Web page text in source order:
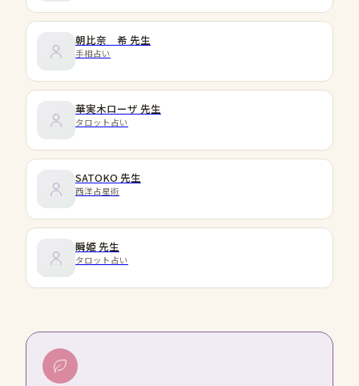
朝比奈 希 先生
手相占い
華実木ローザ 先生
タロット占い
SATOKO 先生
西洋占星術
瞬姫 先生
タロット占い